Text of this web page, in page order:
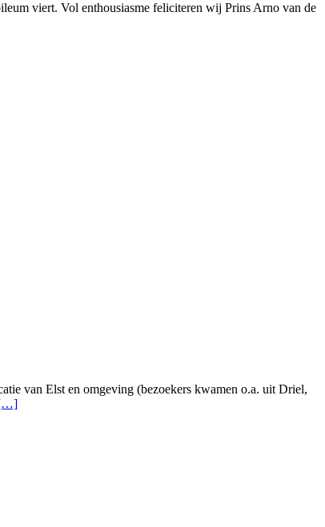
viert. Vol enthousiasme feliciteren wij Prins Arno van de
van Elst en omgeving (bezoekers kwamen o.a. uit Driel,